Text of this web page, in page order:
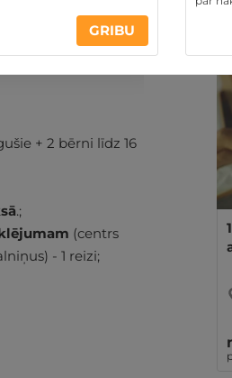
GRIBU
+ 2 bērni līdz 16
.;
(centrs
- 1 reizi;